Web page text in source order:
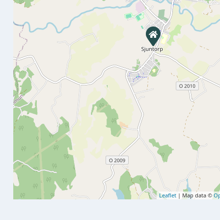
Leaflet| Map data ©